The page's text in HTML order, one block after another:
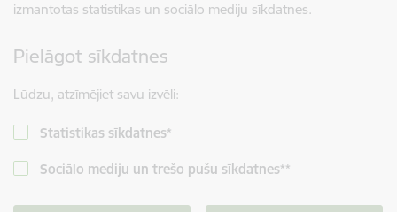
izmantotas statistikas un sociālo mediju sīkdatnes.
Pielāgot sīkdatnes
Lūdzu, atzīmējiet savu izvēli:
Statistikas sīkdatnes*
Sociālo mediju un trešo pušu sīkdatnes**